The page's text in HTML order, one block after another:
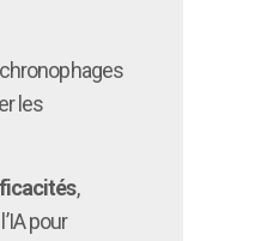
les
,
pour